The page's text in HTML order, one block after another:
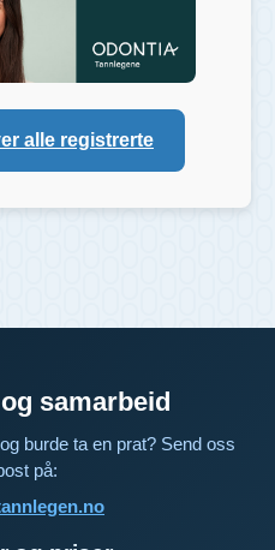
alle registrerte
samarbeid
burde ta en prat? Send oss
på: